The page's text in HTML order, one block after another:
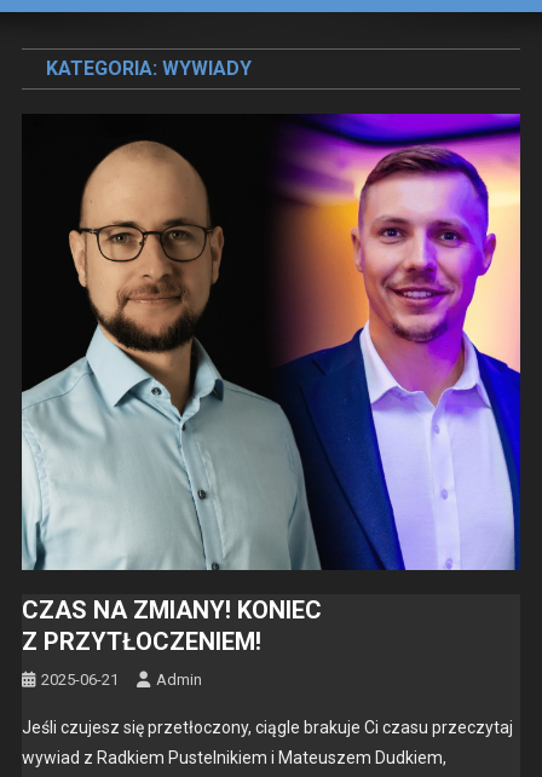
KATEGORIA: WYWIADY
CZAS NA ZMIANY! KONIEC
Z PRZYTŁOCZENIEM!
2025-06-21 Admin
Jeśli czu­jesz się przetłoc­zony, cią­gle braku­je Ci cza­su przeczy­taj
wywiad z Rad­kiem Pustel­nikiem i Mateuszem Dud­kiem,